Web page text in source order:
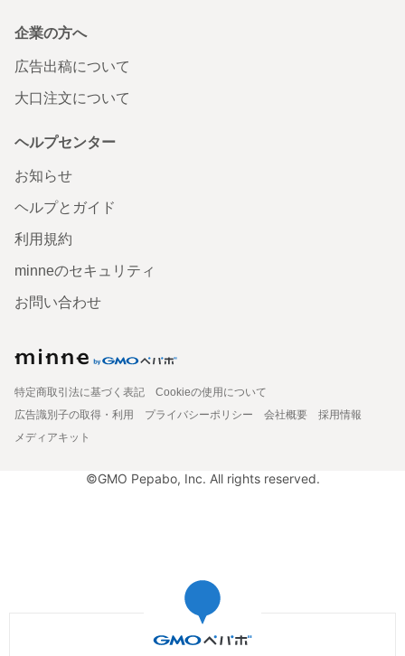
企業の方へ
広告出稿について
大口注文について
ヘルプセンター
お知らせ
ヘルプとガイド
利用規約
minneのセキュリティ
お問い合わせ
特定商取引法に基づく表記
Cookieの使用について
広告識別子の取得・利用
プライバシーポリシー 会社概要
採用情報
メディアキット
©GMO Pepabo, Inc. All rights reserved.